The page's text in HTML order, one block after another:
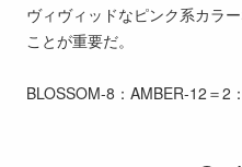
ヴィヴィッドなピンク系カラ
ことが重要だ。
BLOSSOM-8：AMBER-12＝2